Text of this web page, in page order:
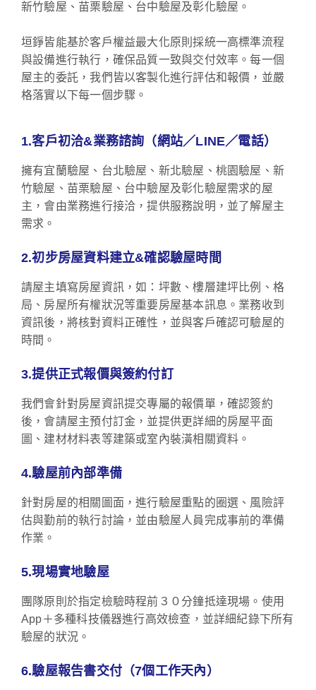
新竹驗屋、苗栗驗屋、台中驗屋及彰化驗屋。
垣錚皆能基於客戶權益最大化原則採統一高標準流程
與設備進行執行，確保品質一致與交付效率。每一個
屋主的委託，我們皆以客製化進行評估和報價，並嚴
格落實以下每一個步驟。
1.客戶初洽&業務諮詢（網站／LINE／電話）
擁有宜蘭驗屋、台北驗屋、新北驗屋、桃園驗屋、新
竹驗屋、苗栗驗屋、台中驗屋及彰化驗屋需求的屋
主，會由業務進行接洽，提供服務說明，並了解屋主
需求。
2.初步房屋資料建立&確認驗屋時間
請屋主填寫房屋資訊，如：坪數、樓層建坪比例、格
局、房屋所有權狀況等重要房屋基本訊息。業務收到
資訊後，將核對資料正確性，並與客戶確認可驗屋的
時間。
3.提供正式報價與簽約付訂
我們會針對房屋資訊提交專屬的報價單，確認簽約
後，會請屋主預付訂金，並提供更詳細的房屋平面
圖、建材材料表等建築或室內裝潢相關資料。
4.驗屋前內部準備
針對房屋的相關圖面，進行驗屋重點的圈選、風險評
估與勤前的執行討論，並由驗屋人員完成事前的準備
作業。
5.現場實地驗屋
團隊原則於指定檢驗時程前３０分鐘抵達現場。使用
App＋多種科技儀器進行高效檢查，並詳細紀錄下所有
驗屋的狀況。
6.驗屋報告書交付（7個工作天內）